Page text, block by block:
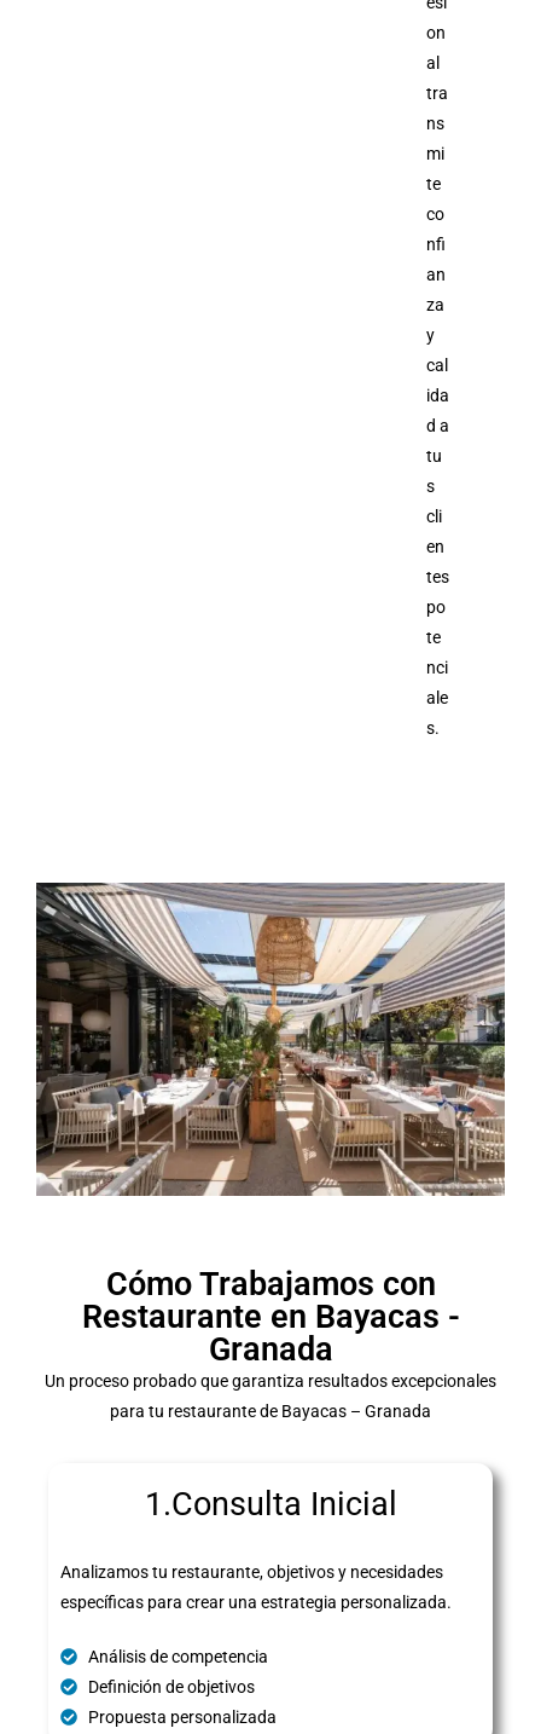
on
al
tra
ns
mi
te
co
nfi
an
za
y
cal
ida
d a
tu
s
cli
en
tes
po
te
nci
ale
s.
Cómo Trabajamos con
Restaurante en Bayacas -
Granada
Un proceso probado que garantiza resultados excepcionales
para tu restaurante de Bayacas – Granada
1.Consulta Inicial
Analizamos tu restaurante, objetivos y necesidades
específicas para crear una estrategia personalizada.
Análisis de competencia
Definición de objetivos
Propuesta personalizada